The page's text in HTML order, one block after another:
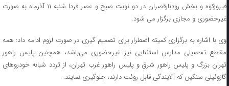
فیروزکوه و بخش رودبارقصران در دو نوبت صبح و عصر فردا شنبه ۱۱ آذرماه به صورت
غیرحضوری و مجازی برگزار می شود.
وی با اشاره به برگزاری کمیته اضطرار برای تصمیم گیری در صورت لزوم ادامه داد: همه
مقاطع تحصیلی مدارس استثنایی نیز غیرحضوری می‌باشد، همچنین پلیس راهور
تهران بزرگ و پلیس راهور شرق و پلیس راهور غرب تهران، از تردد شبانه خودروهای
گازوئیلی سنگین که آلایندگی قابل روئت دارند، جلوگیری نمایند.